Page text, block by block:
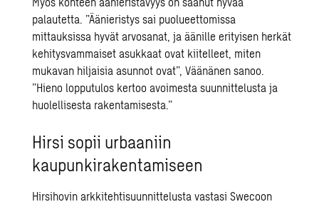
palautetta. ”Äänieristys sai puolueettomissa
mittauksissa hyvät arvosanat, ja äänille erityisen herkät
kehitysvammaiset asukkaat ovat kiitelleet, miten
mukavan hiljaisia asunnot ovat”, Väänänen sanoo.
”Hieno lopputulos kertoo avoimesta suunnittelusta ja
huolellisesta rakentamisesta.”
Hirsi sopii urbaaniin
kaupunkirakentamiseen
Hirsihovin arkkitehtisuunnittelusta vastasi Swecoon